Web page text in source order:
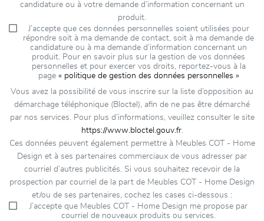
candidature ou à votre demande d’information concernant un
produit.
J’accepte que ces données personnelles soient utilisées pour
répondre soit à ma demande de contact, soit à ma demande de
candidature ou à ma demande d’information concernant un
produit. Pour en savoir plus sur la gestion de vos données
personnelles et pour exercer vos droits, reportez-vous à la
page « politique de gestion des données personnelles »
Vous avez la possibilité de vous inscrire sur la liste d’opposition au
démarchage téléphonique (Bloctel), afin de ne pas être démarché
par nos services. Pour plus d’informations, veuillez consulter le site
https://www.bloctel.gouv.fr.
Ces données peuvent également permettre à Meubles COT - Home
Design et à ses partenaires commerciaux de vous adresser par
courriel d’autres publicités. Si vous souhaitez recevoir de la
prospection par courriel de la part de Meubles COT - Home Design
et/ou de ses partenaires, cochez les cases ci-dessous :
J’accepte que Meubles COT - Home Design me propose par
courriel de nouveaux produits ou services.